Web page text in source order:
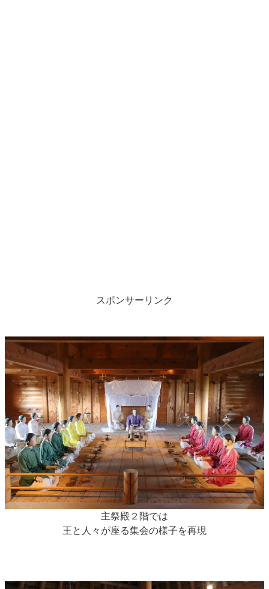
スポンサーリンク
主祭殿２階では
王と人々が座る集会の様子を再現